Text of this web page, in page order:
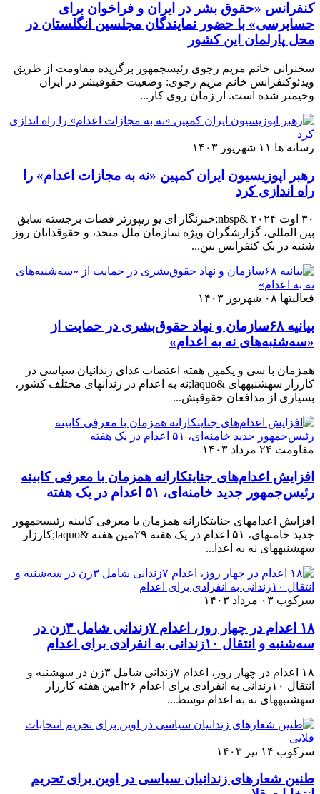
کنفرانس «حقوق بشر در ایران و فراخوان برای
حسابرسی» با حضور نمایندگان مجلسین انگلستان در
محل پارلمان این کشور
سخنرانی خانم مریم رجوی رئیسجمهور برگزیده مقاومت از طریق
ویدئوکنفرانس خانم مریم رجوی: وضعیت حقوقبشر در ایران
وخیمتر شده است. از زمان روی کار...
رسانه ها ۱۱ شهریور ۱۴۰۳
رهبر اپوزیسیون ایران کمپین «نه به مجازات اعدام» را
راه اندازی کرد
۳۰ اوت ۲۰۲۴ &nbsp;خبرنگار ای یو ریپورتر قضات برجسته سابق
بین المللی، گزارشگران ویژه سازمان ملل متحد، و حقوقدانان روز
شنبه در یک کنفرانس بین...
فعالیتها ۰۸ شهریور ۱۴۰۳
بیانیه ۶۸سازمان و نهاد حقوق‌بشری در حمایت از
«سه‌شنبه‌های نه به اعدام»
همزمان با سی و یکمین هفته اعتصاب غذای زندانیان سیاسی در
کارزار سهشنبههای &laquo;نه به اعدام در زندانهای مختلف کشور،
بسیاری از مدافعان حقوقبش...
مقاومت ۲۴ مرداد ۱۴۰۳
افزایش اعدام‌های جنایتکارانه همزمان با معرفی کابینه
رئیس‌جمهور جدید خامنه‌ای، ۵۱ اعدام در یک هفته
افزایش اعدامهای جنایتکارانه همزمان با معرفی کابینه رئیسجمهور
جدید خامنهای، ۵۱ اعدام در یک هفته ۲۹مین هفته &laquo;کارزار
سهشنبههای نه به اعدا...
سرکوب ۰۳ مرداد ۱۴۰۳
۱۸ اعدام در چهار روز، اعدام ۷زندانی شامل ۳زن در
سه‌شنبه و انتقال ۱۰زندانی به انفرادی برای اعدام
۱۸ اعدام در چهار روز، اعدام ۷زندانی شامل ۳زن در سهشنبه و
انتقال ۱۰زندانی به انفرادی برای اعدام ۲۶امین هفته کارزار
سهشنبههای نه به اعدام توسط...
سرکوب ۱۴ تیر ۱۴۰۳
طنین شعارهای زندانیان سیاسی در اوین برای تحریم